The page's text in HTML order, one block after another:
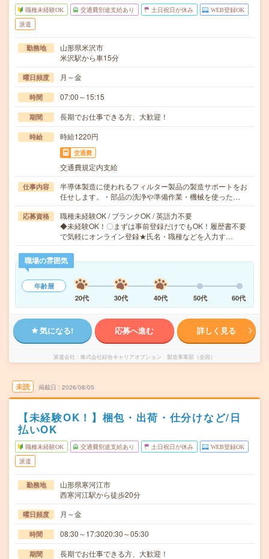
職種未経験OK 交通費別途支給あり 土日祝日が休み WEB登録OK
派遣
勤務地
山形県米沢市
米沢駅から車15分
曜日頻度 月～金
時間 07:00～15:15
期間 長期でお仕事できる方、大歓迎！
時給 時給1220円
交通費
交通費規定内支給
仕事内容
半導体製造に使われるフィルター製品の製造サポートをお
任せします。・部品の洗浄や準備作業・機械を使った…
応募資格
職種未経験OK / ブランクOK / 英語力不要
◆未経験OK！〇まずは事前登録だけでもOK！履歴書不要
で気軽にオンライン登録★氏名・職種などを入力す…
職場の雰囲気
年齢層
20代
30代 40代 50代 60代
気になる! 応募へ進む 詳しく見る
派遣会社 株式会社綜合キャリアオプション 製造事業部（全国）
未読 掲載日 2026/08/05
【未経験OK！】梱包・出荷・仕分けなど/日
払いOK
職種未経験OK 交通費別途支給あり 土日祝日が休み WEB登録OK
派遣
勤務地
山形県寒河江市
西寒河江駅から徒歩20分
曜日頻度 月～金
時間 08:30～17:3020:30～05:30
期間 長期でお仕事できる方、大歓迎！